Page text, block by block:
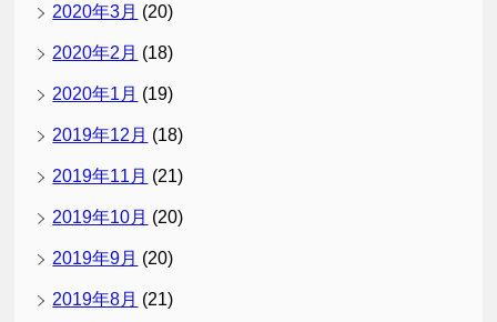
2020年3月 (20)
2020年2月 (18)
2020年1月 (19)
2019年12月 (18)
2019年11月 (21)
2019年10月 (20)
2019年9月 (20)
2019年8月 (21)